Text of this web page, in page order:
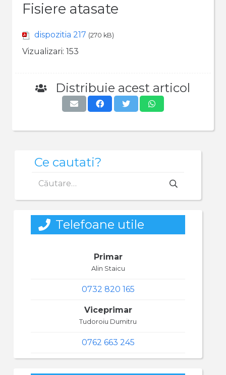
Fisiere atasate
dispozitia 217 (270 kB)
Vizualizari: 153
Distribuie acest articol
Ce cautati?
după:
Telefoane utile
Primar
Alin Staicu
0732 820 165
Viceprimar
Tudoroiu Dumitru
0762 663 245